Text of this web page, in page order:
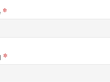
*
*